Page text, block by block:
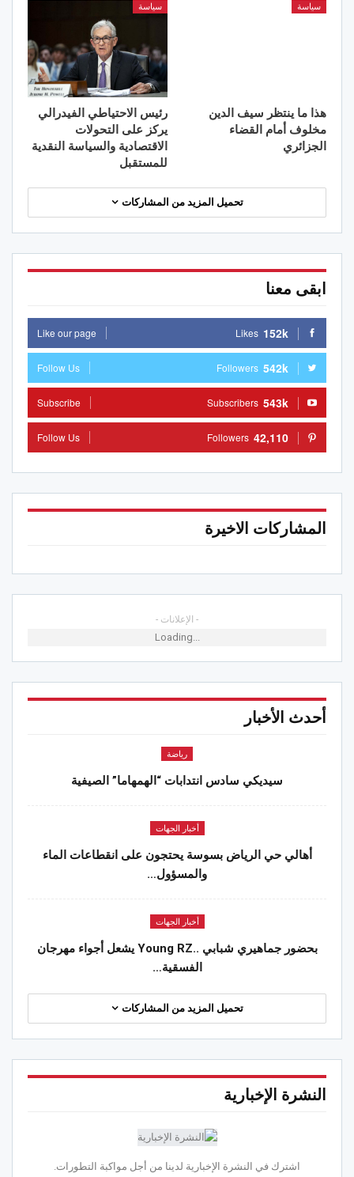
سياسة
هذا ما ينتظر سيف الدين
مخلوف أمام القضاء
الجزائري
سياسة
رئيس الاحتياطي الفيدرالي
يركز على التحولات
الاقتصادية والسياسة النقدية
للمستقبل
تحميل المزيد من المشاركات
ابقى معنا
152k
Likes
Like our page
542k
Followers
Follow Us
543k
Subscribers
Subscribe
42,110
Followers
Follow Us
المشاركات الاخيرة
- الإعلانات -
Loading...
أحدث الأخبار
رياضة
سيديكي سادس انتدابات “الهمهاما” الصيفية
أخبار الجهات
أهالي حي الرياض بسوسة يحتجون على انقطاعات الماء
والمسؤول…
أخبار الجهات
بحضور جماهيري شبابي ..Young RZ يشعل أجواء مهرجان
الفسقية…
تحميل المزيد من المشاركات
النشرة الإخبارية
اشترك في النشرة الإخبارية لدينا من أجل مواكبة التطورات.